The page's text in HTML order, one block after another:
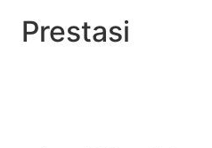
Prestasi